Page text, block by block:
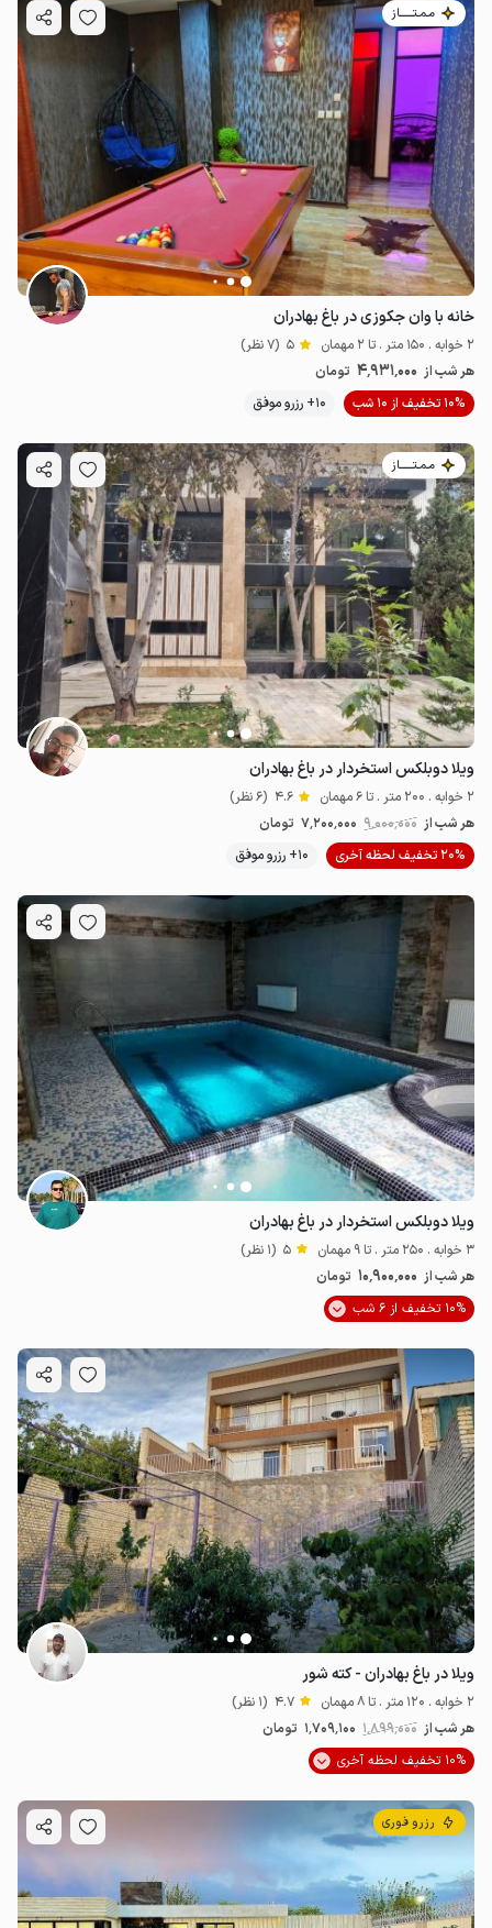
مـمـتــــــاز
خانه با وان جکوزی در باغ بهادران
2 خوابه . 150 متر . تا 2 مهمان 5 (7 نظر)
هر شب از 4٬931٬000 تومان
10% تخفیف از 10 شب
10+ رزرو موفق
مـمـتــــــاز
ویلا دوبلکس استخردار در باغ بهادران
2 خوابه . 200 متر . تا 6 مهمان 4.6 (6 نظر)
هر شب از 9٬000٬000 7٬200٬000 تومان
20% تخفیف لحظه آخری
10+ رزرو موفق
ویلا دوبلکس استخردار در باغ بهادران
3 خوابه . 250 متر . تا 9 مهمان 5 (1 نظر)
هر شب از 10٬900٬000 تومان
10% تخفیف از 6 شب
ویلا در باغ بهادران - کته شور
2 خوابه . 120 متر . تا 8 مهمان 4.7 (1 نظر)
هر شب از 1٬899٬000 1٬709٬100 تومان
10% تخفیف لحظه آخری
رزرو فوری